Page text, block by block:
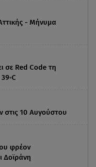
- Μήνυμα
σε Red Code τη
στις 10 Αυγούστου
φρέον
Δοϊράνη